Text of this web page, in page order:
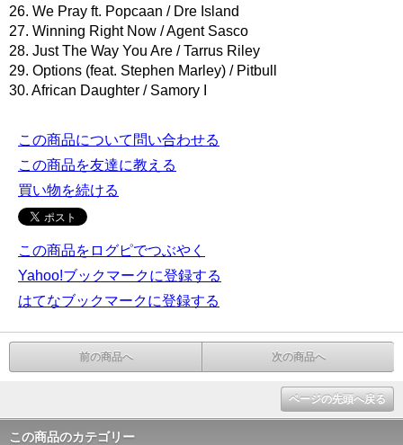
26. We Pray ft. Popcaan / Dre Island
27. Winning Right Now / Agent Sasco
28. Just The Way You Are / Tarrus Riley
29. Options (feat. Stephen Marley) / Pitbull
30. African Daughter / Samory I
この商品について問い合わせる
この商品を友達に教える
買い物を続ける
この商品をログピでつぶやく
Yahoo!ブックマークに登録する
はてなブックマークに登録する
前の商品へ 次の商品へ
ページの先頭へ戻る
この商品のカテゴリー